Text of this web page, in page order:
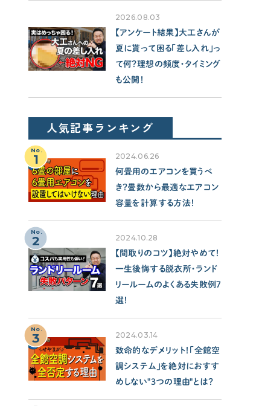
せやまのきもち
工務店の方へ
各種メディアのみなさまへ
【クルー専用】ログインページ
2026.08.03
【アンケート結果】大工さんが
夏に貰って困る「差し入れ」っ
て何？理想の頻度・タイミング
も公開！
人気記事ランキング
No.
1 2024.06.26
何畳用のエアコンを買うべ
き？畳数から最適なエアコン
容量を計算する方法！
No.
2 2024.10.28
【間取りのコツ】絶対やめて！
一生後悔する脱衣所・ランド
リールームのよくある失敗例７
選！
No.
3 2024.03.14
致命的なデメリット！「全館空
調システム」を絶対におすす
めしない"３つの理由"とは？